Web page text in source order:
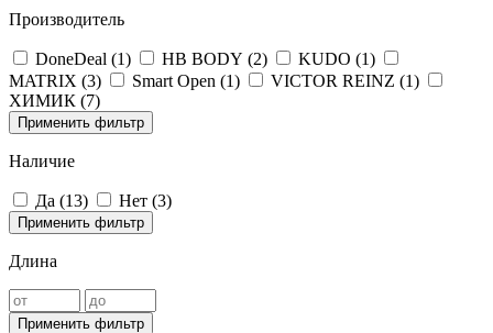
Производитель
DoneDeal (1) HB BODY (2) KUDO (1)
MATRIX (3) Smart Open (1) VICTOR REINZ (1)
ХИМИК (7)
Применить фильтр
Наличие
Да (13) Нет (3)
Применить фильтр
Длина
Применить фильтр